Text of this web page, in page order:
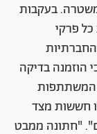
בעקבות
את כל פרקי
הוזמנה בדיקה
המשתתפות
הועלו חששות מצד
"חתונה ממבט